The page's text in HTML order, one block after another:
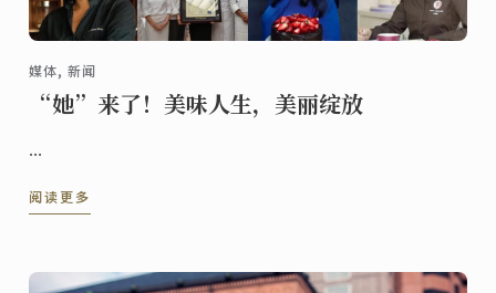
媒体, 新闻
“她”来了！美味人生，美丽绽放
...
阅读更多